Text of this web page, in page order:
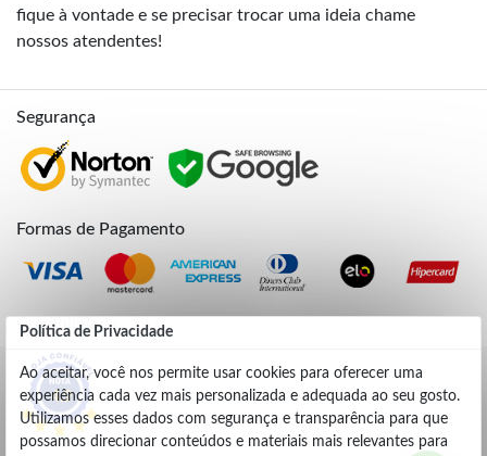
Política de Privacidade
Ao aceitar, você nos permite usar cookies para oferecer uma
experiência cada vez mais personalizada e adequada ao seu gosto.
Utilizamos esses dados com segurança e transparência para que
possamos direcionar conteúdos e materiais mais relevantes para
fique à vontade e se precisar trocar uma ideia chame
nossos atendentes!
Segurança
Formas de Pagamento
Credibilidade
4.9